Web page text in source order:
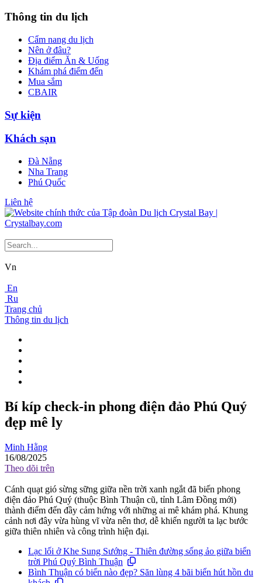
Thông tin du lịch
Cẩm nang du lịch
Nên ở đâu?
Địa điểm Ăn & Uống
Khám phá điểm đến
Mua sắm
CBAIR
Sự kiện
Khách sạn
Đà Nẵng
Nha Trang
Phú Quốc
Liên hệ
Vn
En
Ru
Trang chủ
Thông tin du lịch
Bí kíp check-in phong điện đảo Phú Quý
đẹp mê ly
Minh Hằng
16/08/2025
Theo dõi trên
Cánh quạt gió sừng sững giữa nền trời xanh ngắt đã biến phong
điện đảo Phú Quý (thuộc Bình Thuận cũ, tỉnh Lâm Đồng mới)
thành điểm đến đầy cảm hứng với những ai mê khám phá. Khung
cảnh nơi đây vừa hùng vĩ vừa nên thơ, dễ khiến người ta lạc bước
giữa thiên nhiên và công trình hiện đại.
Lạc lối ở Khe Sung Sướng - Thiên đường sống ảo giữa biển
trời Phú Quý Bình Thuận
Bình Thuận có biển nào đẹp? Săn lùng 4 bãi biển hút hồn du